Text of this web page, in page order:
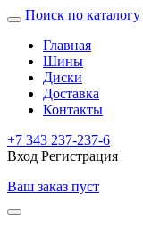
Поиск по каталогу
Главная
Шины
Диски
Доставка
Контакты
+7 343 237-237-6
Вход Регистрация
Ваш заказ пуст